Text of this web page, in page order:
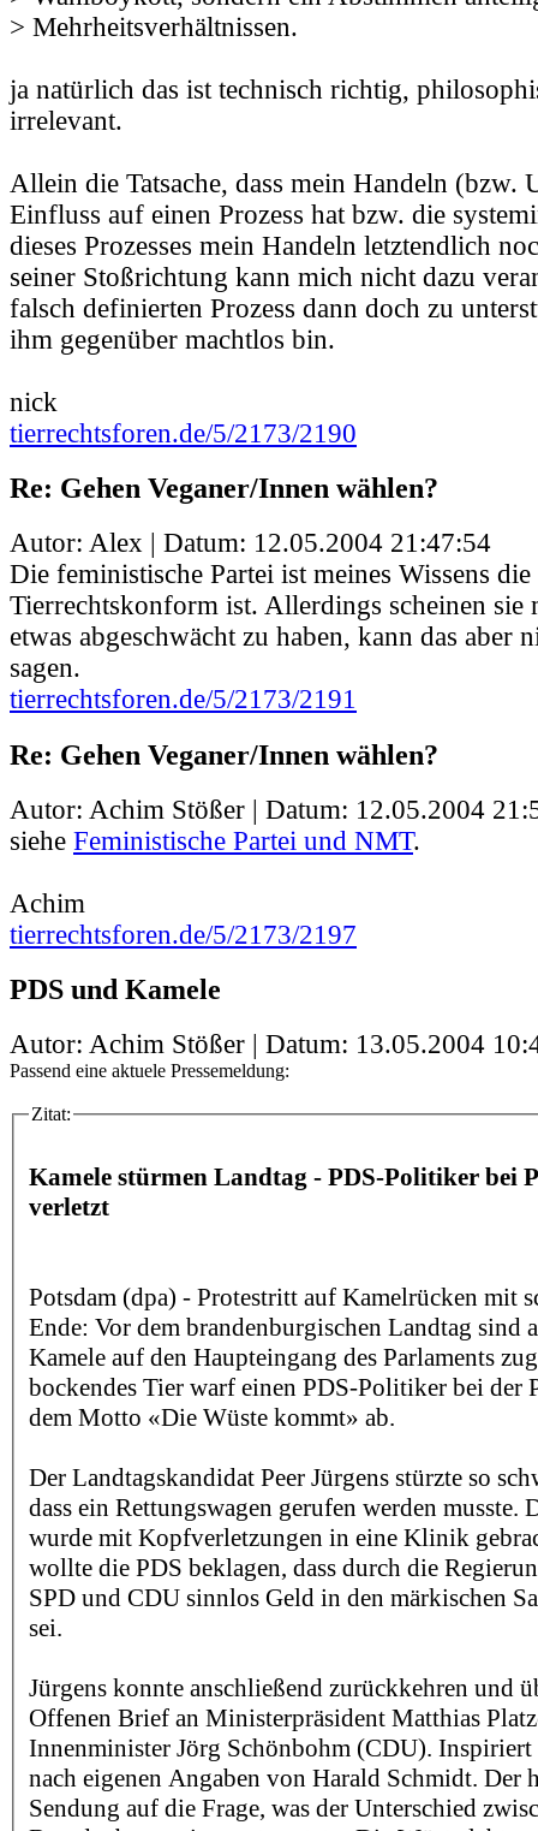
> Mehrheitsverhältnissen.
ja natürlich das ist technisch richtig,
irrelevant.
Allein die Tatsache, dass mein Handeln (bzw.
Einfluss auf einen Prozess hat bzw. die
dieses Prozesses mein Handeln letztendlich
seiner Stoßrichtung kann mich nicht dazu
falsch definierten Prozess dann doch zu
ihm gegenüber machtlos bin.
nick
tierrechtsforen.de/5/2173/2190
Re: Gehen Veganer/Innen wählen?
Autor: Alex | Datum: 12.05.2004 21:47:54
Die feministische Partei ist meines Wissens
Tierrechtskonform ist. Allerdings scheinen sie
etwas abgeschwächt zu haben, kann das aber
sagen.
tierrechtsforen.de/5/2173/2191
Re: Gehen Veganer/Innen wählen?
Autor: Achim Stößer | Datum: 12.05.2004
siehe Feministische Partei und NMT.
Achim
tierrechtsforen.de/5/2173/2197
PDS und Kamele
Autor: Achim Stößer | Datum: 13.05.2004
Passend eine aktuele Pressemeldung:
Zitat:
Kamele stürmen Landtag - PDS-Politiker bei
verletzt
Potsdam (dpa) - Protestritt auf Kamelrücken mit
Ende: Vor dem brandenburgischen Landtag sind
Kamele auf den Haupteingang des Parlaments
bockendes Tier warf einen PDS-Politiker bei der
dem Motto «Die Wüste kommt» ab.
Der Landtagskandidat Peer Jürgens stürzte so
dass ein Rettungswagen gerufen werden musste.
wurde mit Kopfverletzungen in eine Klinik
wollte die PDS beklagen, dass durch die
SPD und CDU sinnlos Geld in den märkischen
sei.
Jürgens konnte anschließend zurückkehren und
Offenen Brief an Ministerpräsident Matthias
Innenminister Jörg Schönbohm (CDU). Inspiriert
nach eigenen Angaben von Harald Schmidt. Der
Sendung auf die Frage, was der Unterschied